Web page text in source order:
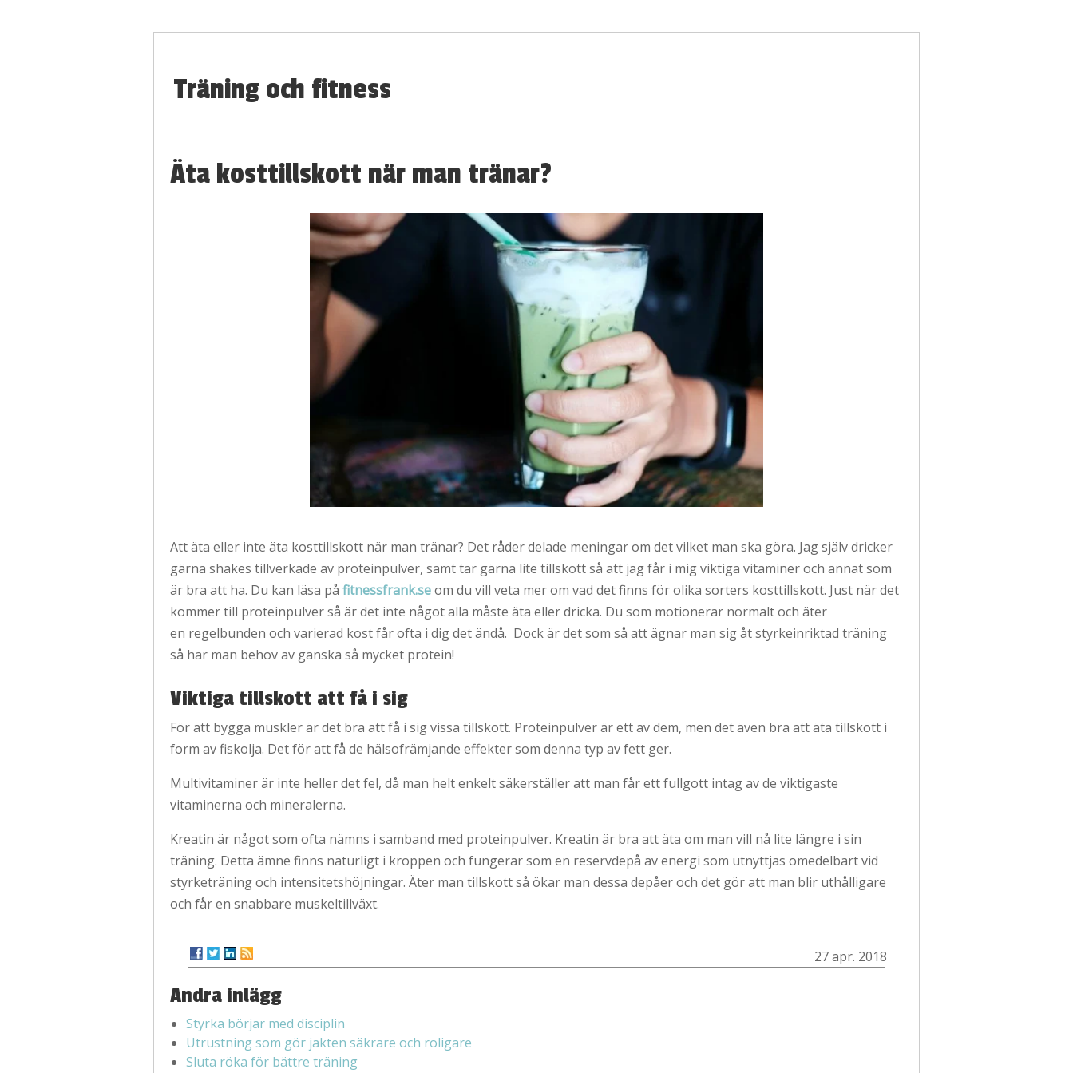
Träning och fitness
Äta kosttillskott när man tränar?
Att äta eller inte äta kosttillskott när man tränar? Det råder delade meningar om det vilket man ska göra. Jag själv dricker
gärna shakes tillverkade av proteinpulver, samt tar gärna lite tillskott så att jag får i mig viktiga vitaminer och annat som
är bra att ha. Du kan läsa på fitnessfrank.seom du vill veta mer om vad det finns för olika sorters kosttillskott. Just när det
kommer till proteinpulver så är det inte något alla måste äta eller dricka. Du som motionerar normalt och äter
en regelbunden och varierad kost får ofta i dig det ändå. Dock är det som så att ägnar man sig åt styrkeinriktad träning
så har man behov av ganska så mycket protein!
Viktiga tillskott att få i sig
För att bygga muskler är det bra att få i sig vissa tillskott. Proteinpulver är ett av dem, men det även bra att äta tillskott i
form av fiskolja. Det för att få de hälsofrämjande effekter som denna typ av fett ger.
Multivitaminer är inte heller det fel, då man helt enkelt säkerställer att man får ett fullgott intag av de viktigaste
vitaminerna och mineralerna.
Kreatin är något som ofta nämns i samband med proteinpulver. Kreatin är bra att äta om man vill nå lite längre i sin
träning. Detta ämne finns naturligt i kroppen och fungerar som en reservdepå av energi som utnyttjas omedelbart vid
styrketräning och intensitetshöjningar. Äter man tillskott så ökar man dessa depåer och det gör att man blir uthålligare
och får en snabbare muskeltillväxt.
27 apr. 2018
Andra inlägg
Styrka börjar med disciplin
Utrustning som gör jakten säkrare och roligare
Sluta röka för bättre träning